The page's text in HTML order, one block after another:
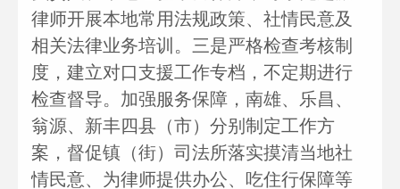
律师开展本地常用法规政策、社情民意及
相关法律业务培训。三是严格检查考核制
度，建立对口支援工作专档，不定期进行
检查督导。加强服务保障，南雄、乐昌、
翁源、新丰四县（市）分别制定工作方
案，督促镇（街）司法所落实摸清当地社
情民意、为律师提供办公、吃住行保障等